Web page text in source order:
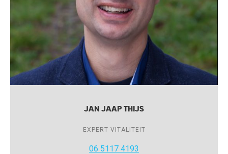
JAN JAAP THIJS
EXPERT VITALITEIT
06 5117 4193